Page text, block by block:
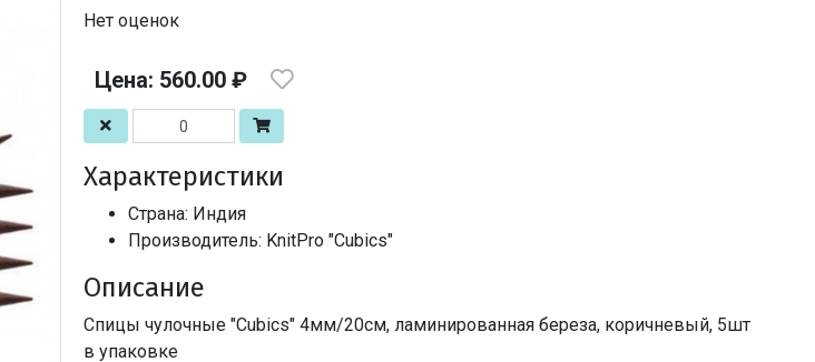
Нет оценок
Цена: 560.00 ₽
Характеристики
Страна: Индия
Производитель: KnitPro "Cubics"
Описание
Спицы чулочные "Cubics" 4мм/20см, ламинированная береза, коричневый, 5шт
в упаковке